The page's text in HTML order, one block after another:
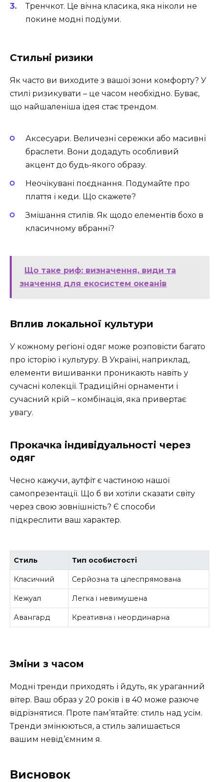
Тренчкот. Це вічна класика, яка ніколи не
покине модні подіуми.
Стильні ризики
Як часто ви виходите з вашої зони комфорту? У
стилі ризикувати – це часом необхідно. Буває,
що найшаленіша ідея стає трендом.
Аксесуари. Величезні сережки або масивні
браслети. Вони додадуть особливий
акцент до будь-якого образу.
Неочікувані поєднання. Подумайте про
плаття і кеди. Що скажете?
Змішання стилів. Як щодо елементів бохо в
класичному вбранні?
Що таке риф: визначення, види та
значення для екосистем океанів
Вплив локальної культури
У кожному регіоні одяг може розповісти багато
про історію і культуру. В Україні, наприклад,
елементи вишиванки проникають навіть у
сучасні колекції. Традиційні орнаменти і
сучасний крій – комбінація, яка привертає
увагу.
Прокачка індивідуальності через
одяг
Чесно кажучи, аутфіт є частиною нашої
самопрезентації. Що б ви хотіли сказати світу
через свою зовнішність? Є способи
підкреслити ваш характер.
Стиль Тип особистості
Класичний Серйозна та цілеспрямована
Кежуал Легка і невимушена
Авангард Креативна і неординарна
Зміни з часом
Модні тренди приходять і йдуть, як ураганний
вітер. Ваш образ у 20 років і в 40 може разюче
відрізнятися. Проте пам’ятайте: стиль над усім.
Тренди змінюються, а стиль залишається
вашим невід’ємним я.
Висновок